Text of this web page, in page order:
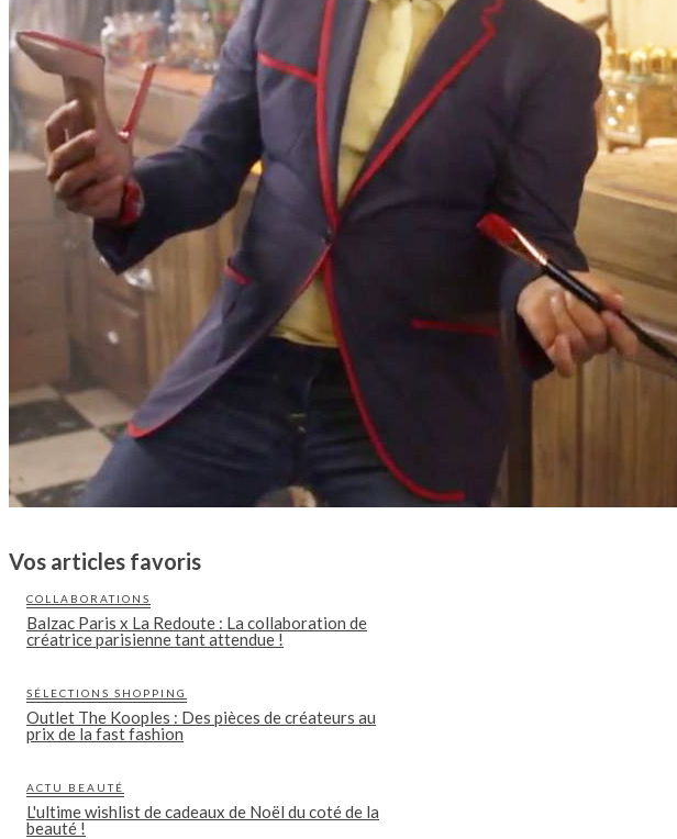
Vos articles favoris
COLLABORATIONS
Balzac Paris x La Redoute : La collaboration de
créatrice parisienne tant attendue !
SÉLECTIONS SHOPPING
Outlet The Kooples : Des pièces de créateurs au
prix de la fast fashion
ACTU BEAUTÉ
L'ultime wishlist de cadeaux de Noël du coté de la
beauté !